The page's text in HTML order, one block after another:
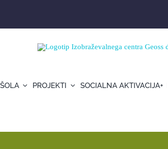
PROJEKTI SOCIALNA AKTIVACIJA+